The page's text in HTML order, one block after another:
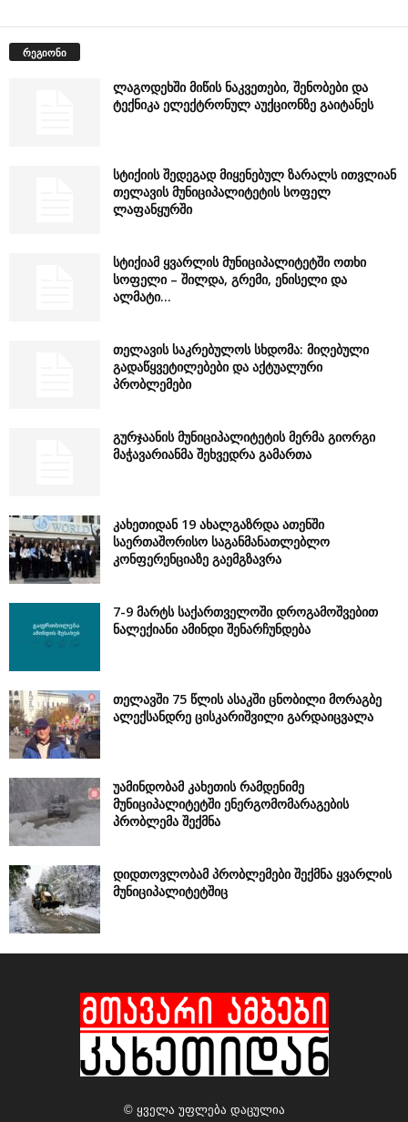
რეგიონი
ლაგოდეხში მიწის ნაკვეთები, შენობები და
ტექნიკა ელექტრონულ აუქციონზე გაიტანეს
სტიქიის შედეგად მიყენებულ ზარალს ითვლიან
თელავის მუნიციპალიტეტის სოფელ
ლაფანყურში
სტიქიამ ყვარლის მუნიციპალიტეტში ოთხი
სოფელი – შილდა, გრემი, ენისელი და
ალმატი...
თელავის საკრებულოს სხდომა: მიღებული
გადაწყვეტილებები და აქტუალური
პრობლემები
გურჯაანის მუნიციპალიტეტის მერმა გიორგი
მაჭავარიანმა შეხვედრა გამართა
კახეთიდან 19 ახალგაზრდა ათენში
საერთაშორისო საგანმანათლებლო
კონფერენციაზე გაემგზავრა
7-9 მარტს საქართველოში დროგამოშვებით
ნალექიანი ამინდი შენარჩუნდება
თელავში 75 წლის ასაკში ცნობილი მორაგბე
ალექსანდრე ცისკარიშვილი გარდაიცვალა
უამინდობამ კახეთის რამდენიმე
მუნიციპალიტეტში ენერგომომარაგების
პრობლემა შექმნა
დიდთოვლობამ პრობლემები შექმნა ყვარლის
მუნიციპალიტეტშიც
© ყველა უფლება დაცულია